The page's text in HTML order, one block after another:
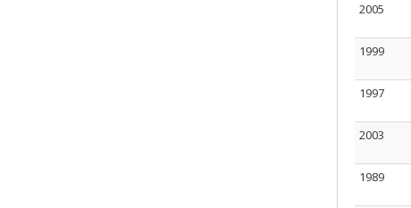
2005
1999
1997
2003
1989